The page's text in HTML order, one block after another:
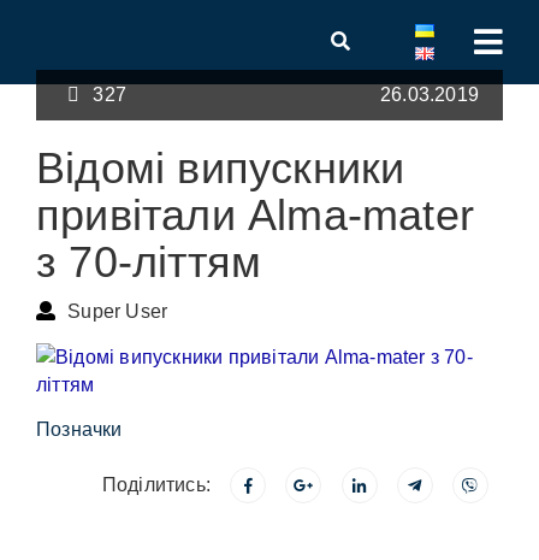
327 26.03.2019
Відомі випускники
привітали Alma-mater
з 70-літтям
Super User
Позначки
Поділитись: